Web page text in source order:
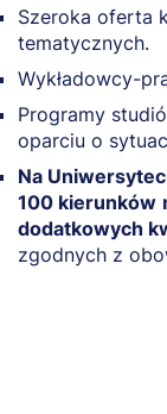
Szeroka oferta
tematycznych.
Wykładowcy-
Programy
oparciu o
Na
100 kierunków
dodatkowych
zgodnych z